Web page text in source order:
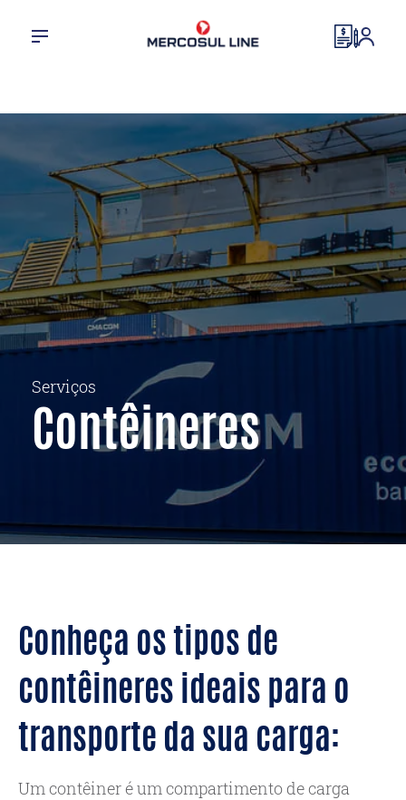
Serviços
Contêineres
Conheça os tipos de
contêineres ideais para o
transporte da sua carga:
Um contêiner é um compartimento de carga